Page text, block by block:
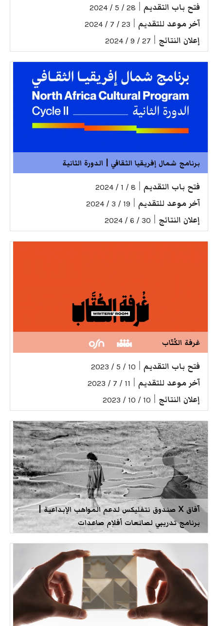
فتح باب التقديم 28 / 5 / 2024
آخر موعد للتقديم 23 / 7 / 2024
إعلان النتائج 27 / 9 / 2024
برنامج شمال إفريقيا الثقافي | الدورة الثانية
فتح باب التقديم 8 / 1 / 2024
آخر موعد للتقديم 19 / 3 / 2024
إعلان النتائج 30 / 6 / 2024
غرفة الكُتّاب
فتح باب التقديم 10 / 5 / 2023
آخر موعد للتقديم 11 / 7 / 2023
إعلان النتائج 10 / 10 / 2023
آفاق X صندوق نتفليكس لدعم المواهب الإبداعية |
برنامج تدريبي لصانعات أفلام صاعدات